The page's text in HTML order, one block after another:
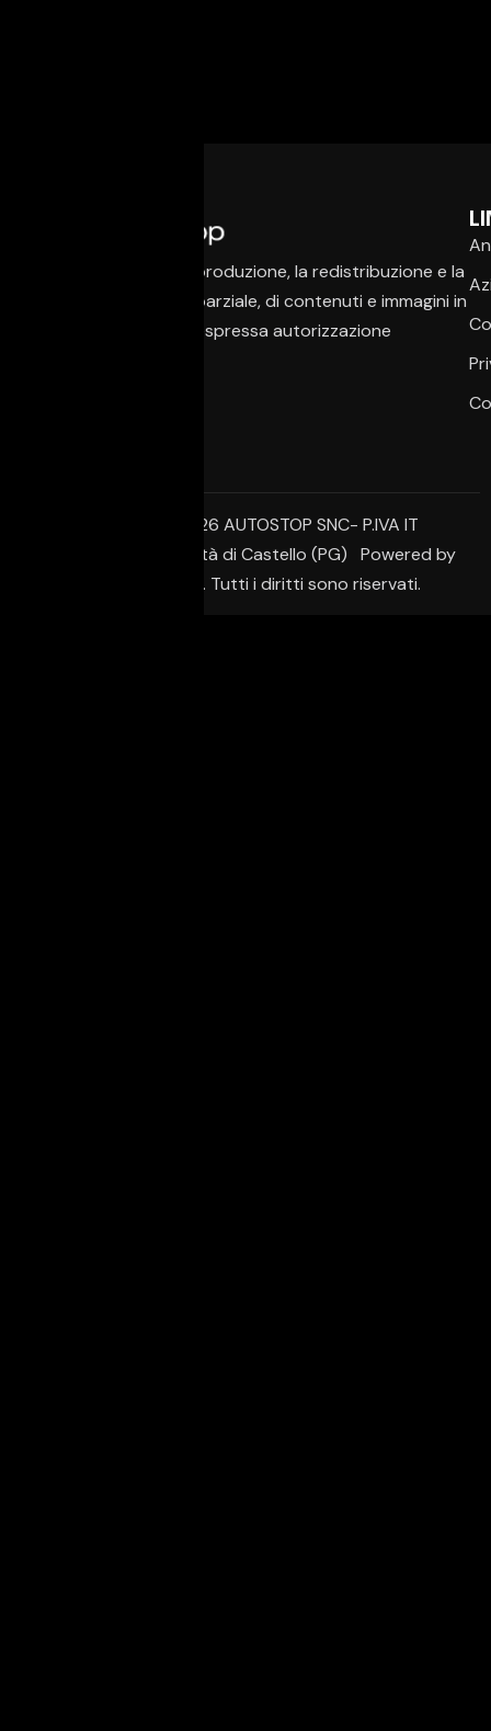
È vietata la copia, la riproduzione, la redistribuzione e la
pubblicazione, anche parziale, di contenuti e immagini in
qualsiasi forma, salvo espressa autorizzazione
© Copyright 2026 AUTOSTOP SNC- P.IVA IT
02650950542 – Città di Castello (PG) Powered by
Creative Agency. Tutti i diritti sono riservati.